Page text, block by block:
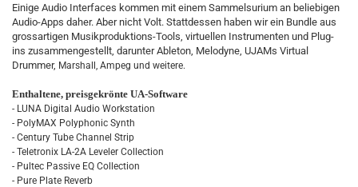
Einige Audio Interfaces kommen mit einem Sammelsurium an beliebigen
Audio-Apps daher. Aber nicht Volt. Stattdessen haben wir ein Bundle aus
grossartigen Musikproduktions-Tools, virtuellen Instrumenten und Plug-
ins zusammengestellt, darunter Ableton, Melodyne, UJAMs Virtual
Drummer, Marshall, Ampeg und weitere.
Enthaltene, preisgekrönte UA-Software
- LUNA Digital Audio Workstation
- PolyMAX Polyphonic Synth
- Century Tube Channel Strip
- Teletronix LA-2A Leveler Collection
- Pultec Passive EQ Collection
- Pure Plate Reverb